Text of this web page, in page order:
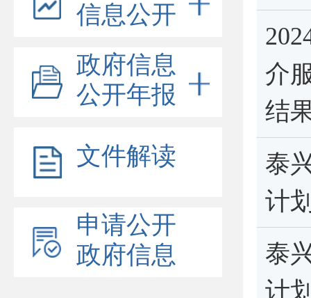
信息公开
政府信息
公开年报
文件解读
申请公开
政府信息
介
结
泰
计
泰
计